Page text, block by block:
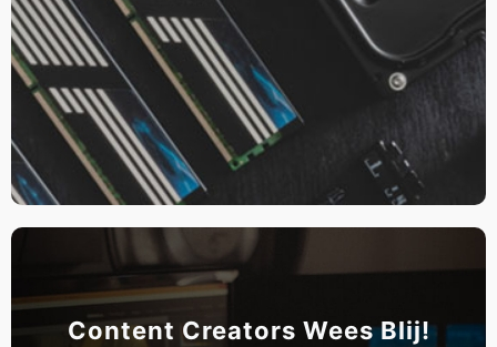
Content Creators Wees Blij!